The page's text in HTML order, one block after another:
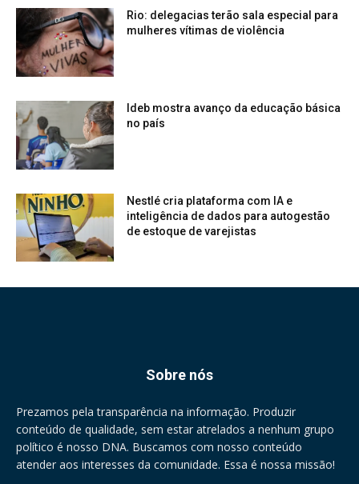
Rio: delegacias terão sala especial para
mulheres vítimas de violência
Ideb mostra avanço da educação básica
no país
Nestlé cria plataforma com IA e
inteligência de dados para autogestão
de estoque de varejistas
Sobre nós
Prezamos pela transparência na informação. Produzir
conteúdo de qualidade, sem estar atrelados a nenhum grupo
político é nosso DNA. Buscamos com nosso conteúdo
atender aos interesses da comunidade. Essa é nossa missão!